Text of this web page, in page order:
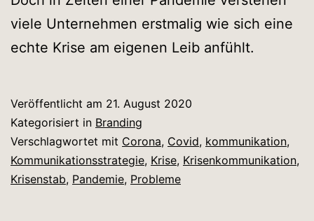
viele Unternehmen erstmalig wie sich eine
echte Krise am eigenen Leib anfühlt.
Veröffentlicht am 21. August 2020
Kategorisiert in Branding
Verschlagwortet mit Corona, Covid, kommunikation,
Kommunikationsstrategie, Krise, Krisenkommunikation,
Krisenstab, Pandemie, Probleme